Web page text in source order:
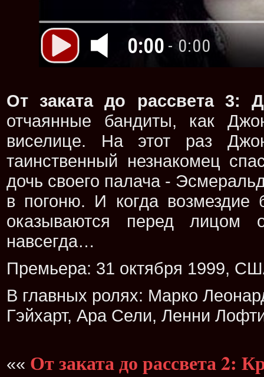
0:00 - 0:00
От заката до рассвета 3:
отчаянные бандиты, как
виселице. На этот раз
таинственный незнакомец
дочь своего палача -
в погоню. И когда возмездие
оказываются перед лицом
навсегда…
Премьера: 31 октября 1999,
В главных ролях: Марко
Гэйхарт, Ара Сели, Ленни
«« От заката до рассвета 2: